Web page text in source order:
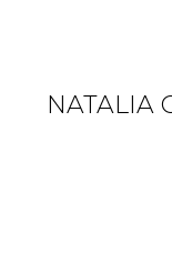
NATALIA